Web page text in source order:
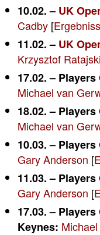
10.02. – UK
Cadby [
11.02. – UK
Krzysztof Ratajski
17.02. –
Michael van
18.02. –
Michael van
10.03. –
Gary Anderson [
11.03. –
Gary Anderson [
17.03. –
Keynes: